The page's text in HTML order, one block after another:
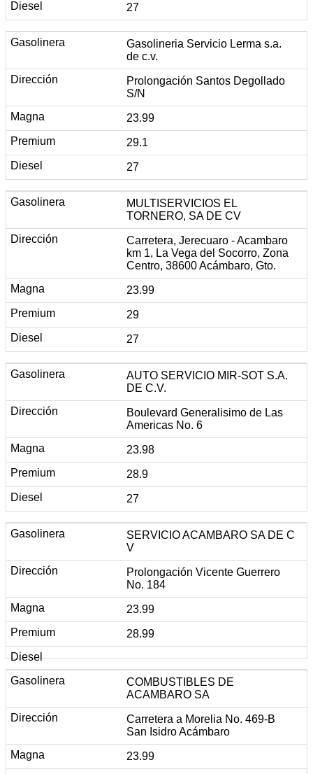
27
Gasolineria Servicio Lerma s.a.
de c.v.
Prolongación Santos Degollado
S/N
23.99
29.1
27
MULTISERVICIOS EL
TORNERO, SA DE CV
Carretera, Jerecuaro - Acambaro
km 1, La Vega del Socorro, Zona
Centro, 38600 Acámbaro, Gto.
23.99
29
27
AUTO SERVICIO MIR-SOT S.A.
DE C.V.
Boulevard Generalisimo de Las
Americas No. 6
23.98
28.9
27
SERVICIO ACAMBARO SA DE C
V
Prolongación Vicente Guerrero
No. 184
23.99
28.99
COMBUSTIBLES DE
ACAMBARO SA
Carretera a Morelia No. 469-B
San Isidro Acámbaro
23.99